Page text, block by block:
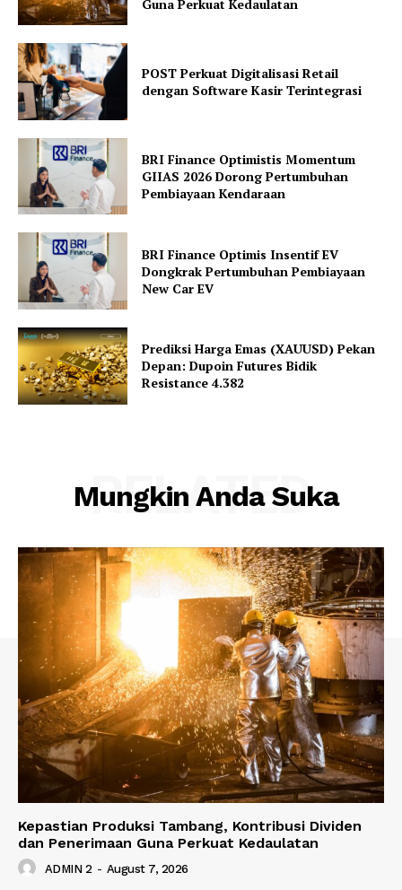
Guna Perkuat Kedaulatan
POST Perkuat Digitalisasi Retail
dengan Software Kasir Terintegrasi
BRI Finance Optimistis Momentum
GIIAS 2026 Dorong Pertumbuhan
Pembiayaan Kendaraan
BRI Finance Optimis Insentif EV
Dongkrak Pertumbuhan Pembiayaan
New Car EV
Prediksi Harga Emas (XAUUSD) Pekan
Depan: Dupoin Futures Bidik
Resistance 4.382
Mungkin Anda Suka
RELATED
Kepastian Produksi Tambang, Kontribusi Dividen
dan Penerimaan Guna Perkuat Kedaulatan
ADMIN 2 - August 7, 2026